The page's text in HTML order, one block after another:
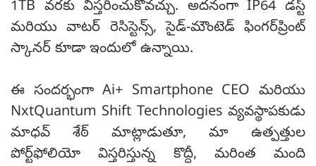
1TB వరకు విస్తరించుకోవచ్చు. అదనంగా IP64 డస్ట్
మరియు వాటర్ రెసిస్టెన్స్, సైడ్-మౌంటెడ్ ఫింగర్‌ప్రింట్
స్కానర్ కూడా ఇందులో ఉన్నాయి.
ఈ సందర్భంగా Ai+ Smartphone CEO మరియు
NxtQuantum Shift Technologies వ్యవస్థాపకుడు
మాధవ్ శేఠ్ మాట్లాడుతూ, మా ఉత్పత్తుల
పోర్ట్‌ఫోలియో విస్తరిస్తున్న కొద్దీ, మరింత మంది